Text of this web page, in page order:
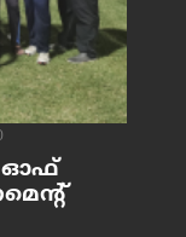
ഓഫ്